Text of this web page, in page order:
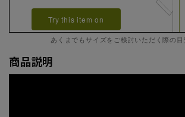
Try this item on
あくまでもサイズをご検討いただく際の目
商品説明